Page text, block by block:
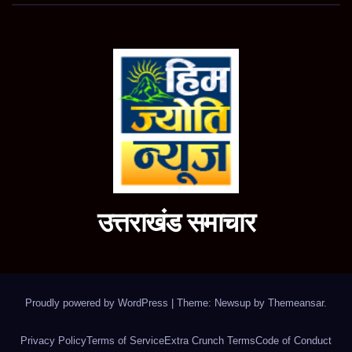
उत्तराखंड समाचार
Proudly powered by WordPress Theme: Newsup by Themeansar.
Privacy PolicyTerms of ServiceExtra Crunch TermsCode of Conduct